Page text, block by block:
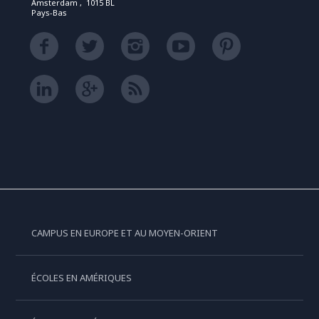
Amsterdam , 1015 BL
Pays-Bas
CAMPUS EN EUROPE ET AU MOYEN-ORIENT
ÉCOLES EN AMÉRIQUES